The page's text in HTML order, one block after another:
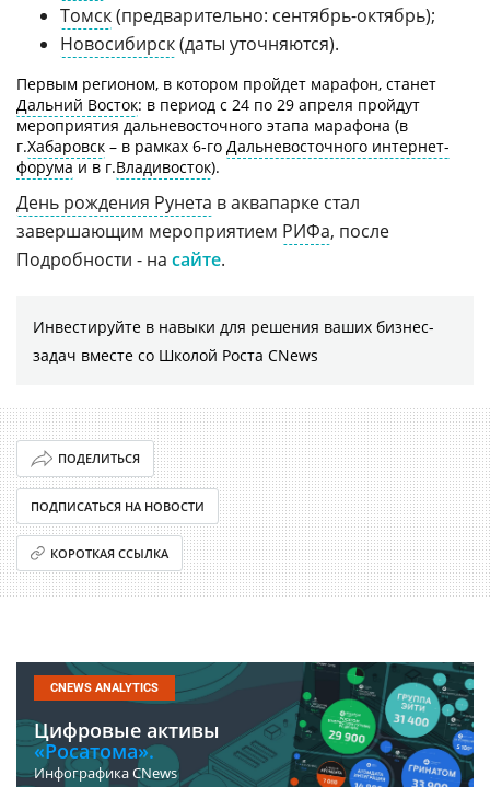
Томск(предварительно: сентябрь-октябрь);
Новосибирск(даты уточняются).
Первым регионом, в котором пройдет марафон, станет
Дальний Восток: в период с 24 по 29 апреля пройдут
мероприятия дальневосточного этапа марафона (в
г.Хабаровск – в рамках 6-го Дальневосточного интернет-
форума и в г.Владивосток).
День рождения Рунета в аквапарке стал
завершающим мероприятием РИФа, после
Подробности - на сайте.
Инвестируйте в навыки для решения ваших бизнес-
задач вместе со Школой Роста CNews
ПОДЕЛИТЬСЯ
ПОДПИСАТЬСЯ НА НОВОСТИ
КОРОТКАЯ ССЫЛКА
CNEWS ANALYTICS
Цифровые активы
«Росатома».
Инфографика CNews